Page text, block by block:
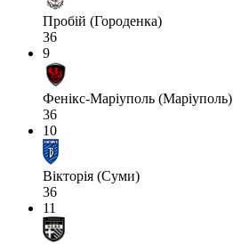
Пробій (Городенка)
36
9
Фенікс-Маріуполь (Маріуполь)
36
10
Вікторія (Суми)
36
11